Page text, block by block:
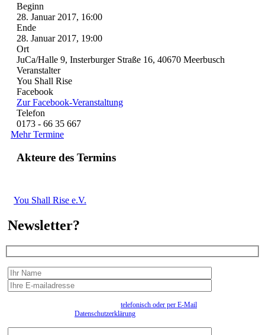
Beginn
28. Januar 2017, 16:00
Ende
28. Januar 2017, 19:00
Ort
JuCa/Halle 9, Insterburger Straße 16, 40670 Meerbusch
Veranstalter
You Shall Rise
Facebook
Zur Facebook-Veranstaltung
Telefon
0173 - 66 35 667
Mehr Termine
Akteure des Termins
You Shall Rise e.V.
Newsletter?
telefonisch oder per E-Mail
Datenschutzerklärung